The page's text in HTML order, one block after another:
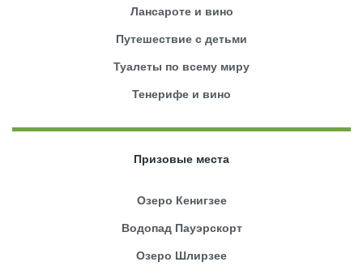
Лансароте и вино
Путешествие с детьми
Туалеты по всему миру
Тенерифе и вино
Призовые места
Озеро Кенигзее
Водопад Пауэрскорт
Озеро Шлирзее